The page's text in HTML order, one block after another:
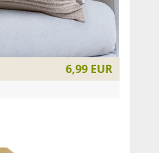
6,99 EUR